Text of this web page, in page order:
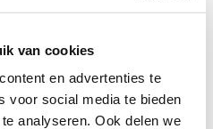
van cookies
en advertenties te
voor social media te bieden
analyseren. Ook delen we